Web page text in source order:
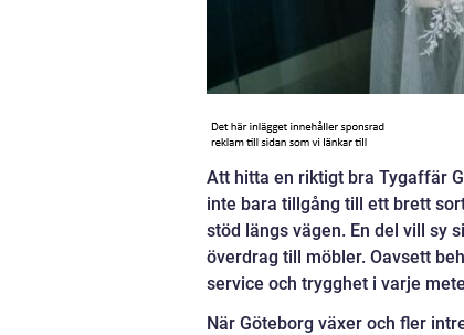
Att hitta en riktigt bra Tygaffär
inte bara tillgång till ett brett
stöd längs vägen. En del vill sy
överdrag till möbler. Oavsett
service och trygghet i varje
När Göteborg växer och fler